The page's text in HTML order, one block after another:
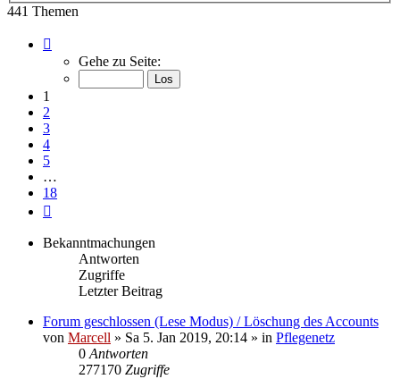
441 Themen
von
Gehe zu Seite:
1
2
3
4
5
…
18
Bekanntmachungen
Antworten
Zugriffe
Letzter Beitrag
Forum geschlossen (Lese Modus) / Löschung des Accounts
von Marcell » Sa 5. Jan 2019, 20:14 » in Pflegenetz
0 Antworten
277170 Zugriffe